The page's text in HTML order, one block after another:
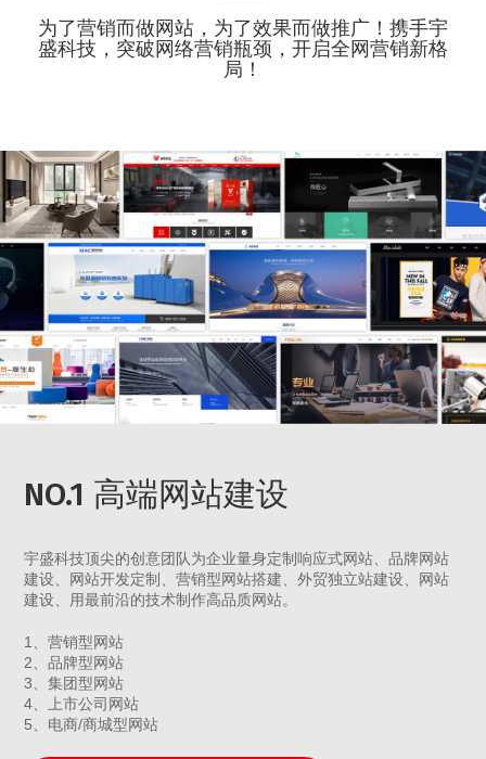
为了营销而做网站，为了效果而做推广！携手宇
盛科技，突破网络营销瓶颈，开启全网营销新格
局！
NO.1 高端网站建设
宇盛科技顶尖的创意团队为企业量身定制响应式网站、品牌网站
建设、网站开发定制、营销型网站搭建、外贸独立站建设、网站
建设、用最前沿的技术制作高品质网站。
1、营销型网站
2、品牌型网站
3、集团型网站
4、上市公司网站
5、电商/商城型网站